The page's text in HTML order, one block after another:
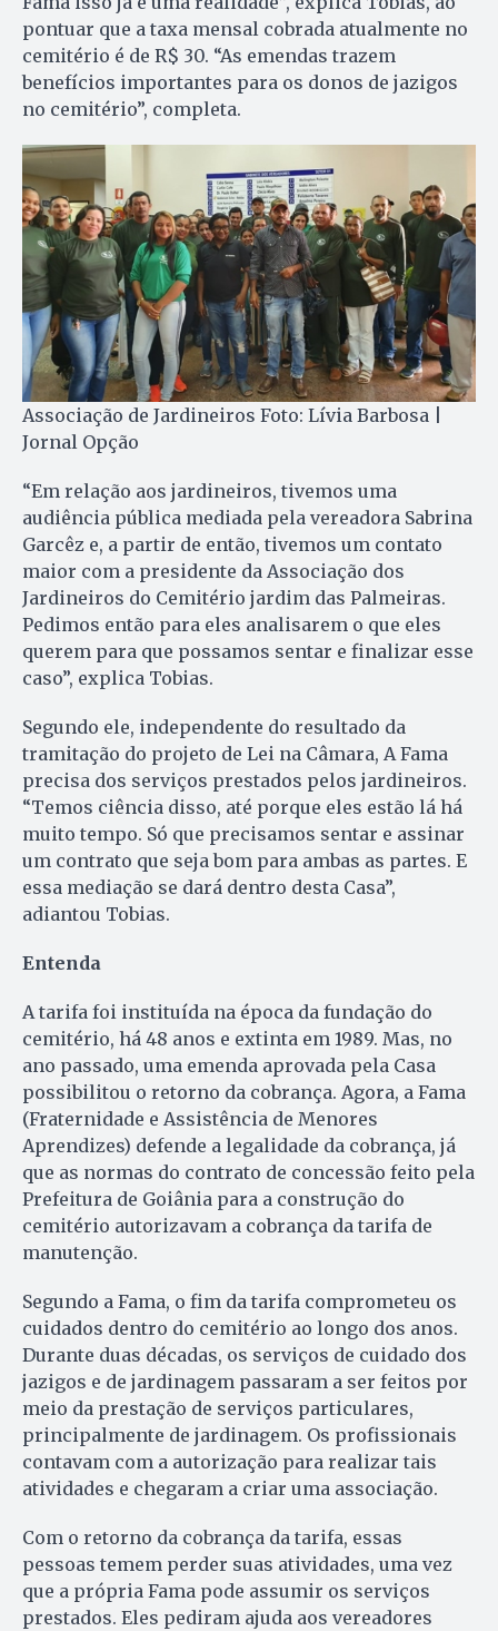
pontuar que a taxa mensal cobrada atualmente no
cemitério é de R$ 30. “As emendas trazem
benefícios importantes para os donos de jazigos
no cemitério”, completa.
Associação de Jardineiros Foto: Lívia Barbosa |
Jornal Opção
“Em relação aos jardineiros, tivemos uma
audiência pública mediada pela vereadora Sabrina
Garcêz e, a partir de então, tivemos um contato
maior com a presidente da Associação dos
Jardineiros do Cemitério jardim das Palmeiras.
Pedimos então para eles analisarem o que eles
querem para que possamos sentar e finalizar esse
caso”, explica Tobias.
Segundo ele, independente do resultado da
tramitação do projeto de Lei na Câmara, A Fama
precisa dos serviços prestados pelos jardineiros.
“Temos ciência disso, até porque eles estão lá há
muito tempo. Só que precisamos sentar e assinar
um contrato que seja bom para ambas as partes. E
essa mediação se dará dentro desta Casa”,
adiantou Tobias.
Entenda
A tarifa foi instituída na época da fundação do
cemitério, há 48 anos e extinta em 1989. Mas, no
ano passado, uma emenda aprovada pela Casa
possibilitou o retorno da cobrança. Agora, a Fama
(Fraternidade e Assistência de Menores
Aprendizes) defende a legalidade da cobrança, já
que as normas do contrato de concessão feito pela
Prefeitura de Goiânia para a construção do
cemitério autorizavam a cobrança da tarifa de
manutenção.
Segundo a Fama, o fim da tarifa comprometeu os
cuidados dentro do cemitério ao longo dos anos.
Durante duas décadas, os serviços de cuidado dos
jazigos e de jardinagem passaram a ser feitos por
meio da prestação de serviços particulares,
principalmente de jardinagem. Os profissionais
contavam com a autorização para realizar tais
atividades e chegaram a criar uma associação.
Com o retorno da cobrança da tarifa, essas
pessoas temem perder suas atividades, uma vez
que a própria Fama pode assumir os serviços
prestados. Eles pediram ajuda aos vereadores